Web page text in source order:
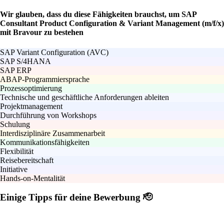
Wir glauben, dass du diese Fähigkeiten brauchst, um SAP
Consultant Product Configuration & Variant Management (m/f/x)
mit Bravour zu bestehen
SAP Variant Configuration (AVC)
SAP S/4HANA
SAP ERP
ABAP-Programmiersprache
Prozessoptimierung
Technische und geschäftliche Anforderungen ableiten
Projektmanagement
Durchführung von Workshops
Schulung
Interdisziplinäre Zusammenarbeit
Kommunikationsfähigkeiten
Flexibilität
Reisebereitschaft
Initiative
Hands-on-Mentalität
Einige Tipps für deine Bewerbung 🫡